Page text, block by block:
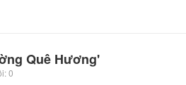
Quê Hương'
0